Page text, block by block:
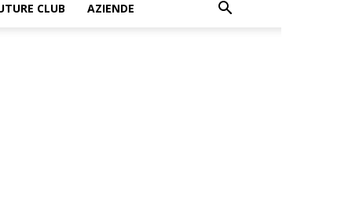
CLUB AZIENDE